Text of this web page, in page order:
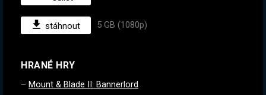
stáhnout 5 GB (1080p)
HRANÉ HRY
Mount & Blade II: Bannerlord